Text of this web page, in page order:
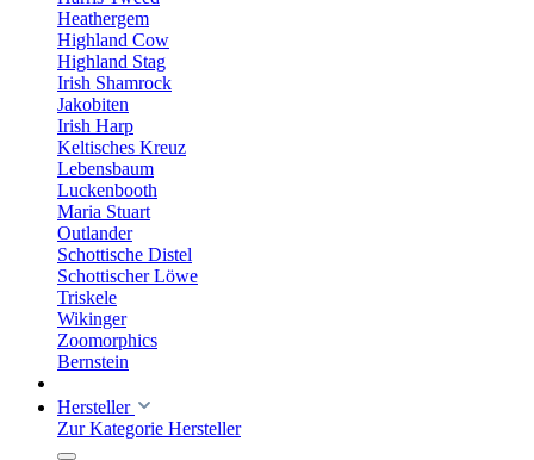
Heathergem
Highland Cow
Highland Stag
Irish Shamrock
Jakobiten
Irish Harp
Keltisches Kreuz
Lebensbaum
Luckenbooth
Maria Stuart
Outlander
Schottische Distel
Schottischer Löwe
Triskele
Wikinger
Zoomorphics
Bernstein
Hersteller
Zur Kategorie Hersteller